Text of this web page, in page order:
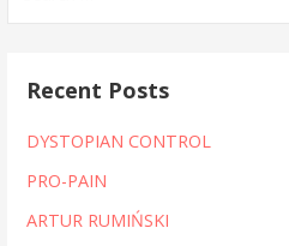
for:
Recent Posts
DYSTOPIAN CONTROL
PRO-PAIN
ARTUR RUMIŃSKI